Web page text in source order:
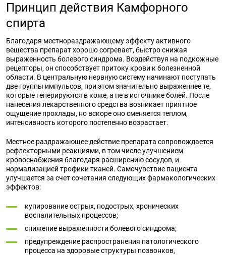
Принцип действия Камфорного
спирта
Благодаря местнораздражающему эффекту активного
вещества препарат хорошо согревает, быстро снижая
выраженность болевого синдрома. Воздействуя на подкожные
рецепторы, он способствует притоку крови к болезненной
области. В центральную нервную систему начинают поступать
две группы импульсов, при этом значительно выраженнее те,
которые генерируются в коже, а не в источнике болей. После
нанесения лекарственного средства возникает приятное
ощущение прохлады, но вскоре оно сменяется теплом,
интенсивность которого постепенно возрастает.
Местное раздражающее действие препарата сопровождается
рефлекторными реакциями, в том числе улучшением
кровоснабжения благодаря расширению сосудов, и
нормализацией трофики тканей. Самочувствие пациента
улучшается за счет сочетания следующих фармакологических
эффектов:
купирование острых, подострых, хронических
воспалительных процессов;
снижение выраженности болевого синдрома;
предупреждение распространения патологического
процесса на здоровые структуры позвонков,